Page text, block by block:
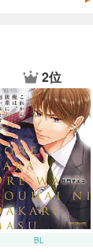
2位
BL